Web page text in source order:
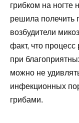
грибком на
решила полечить
возбудители
факт, что
при
можно не
инфекционных
грибами.